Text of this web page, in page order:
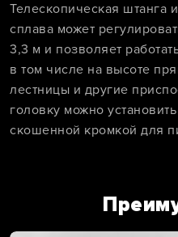
Телескопическая штанга
сплава может
3,3 м и позволяет
в том числе на высоте
лестницы и другие
головку можно
скошенной кромкой для